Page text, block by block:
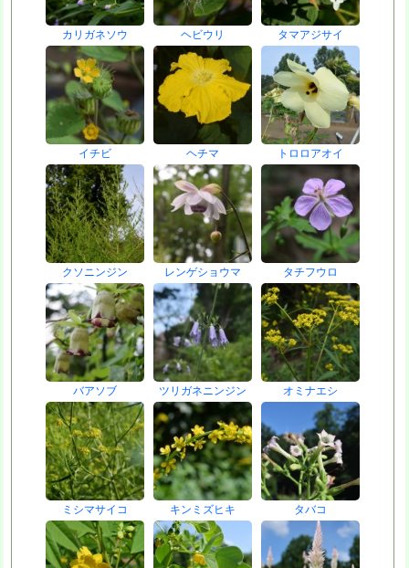
カリガネソウ ヘビウリ タマアジサイ
イチビ ヘチマ トロロアオイ
クソニンジン レンゲショウマ タチフウロ
バアソブ ツリガネニンジン オミナエシ
ミシマサイコ キンミズヒキ タバコ